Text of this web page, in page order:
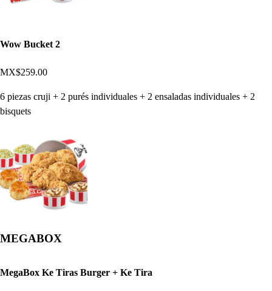
Wow Bucket 2
MX$259.00
6 piezas cruji + 2 purés individuales + 2 ensaladas individuales + 2
bisquets
MEGABOX
MegaBox Ke Tiras Burger + Ke Tira